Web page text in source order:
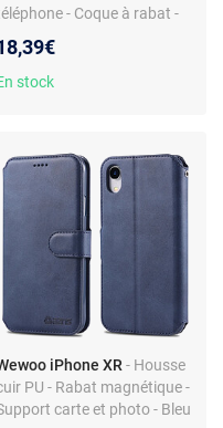
- Coque à rabat -
stock
iPhone XR - Housse
PU - Rabat magnétique -
carte et photo - Bleu